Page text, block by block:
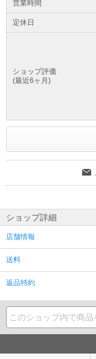
営業時間
定休日
ショップ評価
(最近6ヶ月)
ショップ詳細
店舗情報
送料
返品特約